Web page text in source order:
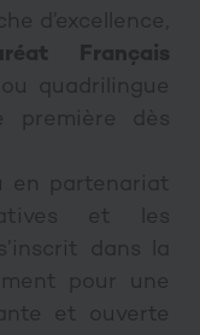
d’excellence,
Français
quadrilingue
première dès
en partenariat
et les
dans la
pour une
et ouverte